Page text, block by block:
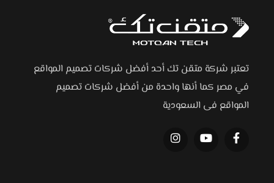
تعتبر شركة متقن تك أحد أفضل شركات تصميم المواقع
في مصر كما أنها واحدة من أفضل شركات تصميم
المواقع فى السعودية